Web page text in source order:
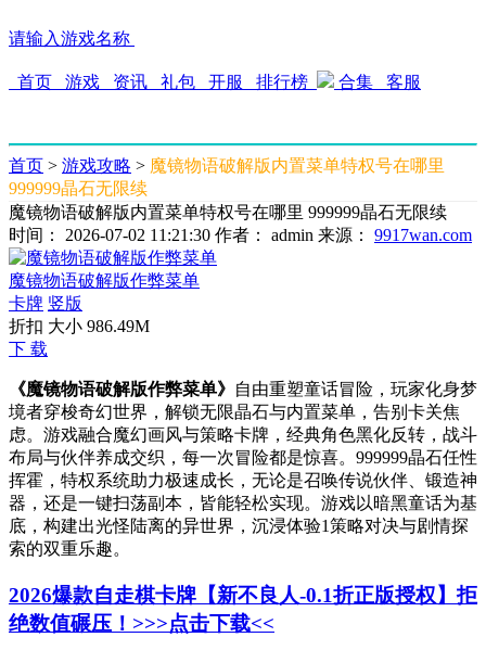
请输入游戏名称
首页 游戏 资讯 礼包 开服 排行榜 合集 客服
首页 > 游戏攻略 > 魔镜物语破解版内置菜单特权号在哪里
999999晶石无限续
魔镜物语破解版内置菜单特权号在哪里 999999晶石无限续
时间： 2026-07-02 11:21:30 作者： admin 来源： 9917wan.com
魔镜物语破解版作弊菜单
卡牌 竖版
折扣 大小 986.49M
下 载
《魔镜物语破解版作弊菜单》 自由重塑童话冒险，玩家化身梦
境者穿梭奇幻世界，解锁无限晶石与内置菜单，告别卡关焦
虑。游戏融合魔幻画风与策略卡牌，经典角色黑化反转，战斗
布局与伙伴养成交织，每一次冒险都是惊喜。999999晶石任性
挥霍，特权系统助力极速成长，无论是召唤传说伙伴、锻造神
器，还是一键扫荡副本，皆能轻松实现。游戏以暗黑童话为基
底，构建出光怪陆离的异世界，沉浸体验1策略对决与剧情探
索的双重乐趣。
2026爆款自走棋卡牌【新不良人-0.1折正版授权】拒
绝数值碾压！>>>点击下载<<